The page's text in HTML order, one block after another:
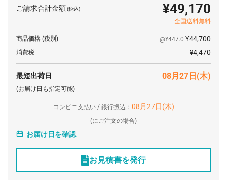
ご請求合計金額(税込) ¥49,170
全国送料無料
商品価格 (税別) @¥447.0 ¥44,700
消費税 ¥4,470
最短出荷日 08月27日(木)
(お届け日も指定可能)
コンビニ支払い / 銀行振込： 08月27日(木)
(にご注文の場合)
お届け日を確認
お見積書を発行